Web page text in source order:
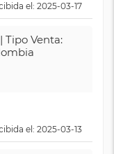
el: 2025-03-17
| Tipo Venta:
el: 2025-03-13